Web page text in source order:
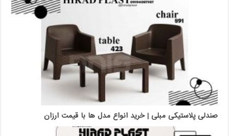
صندلی پلاستیکی مبلی | خرید انواع مدل ها با قیمت ارزان